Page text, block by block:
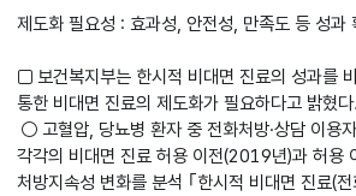
제도화 필요성 : 효과성, 안전성, 만족도 등 성과
□ 보건복지부는 한시적 비대면 진료의 성과를
통한 비대면 진료의 제도화가 필요하다고 밝
○ 고혈압, 당뇨병 환자 중 전화처방·상담 이용
각각의 비대면 진료 허용 이전(2019년)과 허용
처방지속성 변화를 분석 ｢한시적 비대면 진료(